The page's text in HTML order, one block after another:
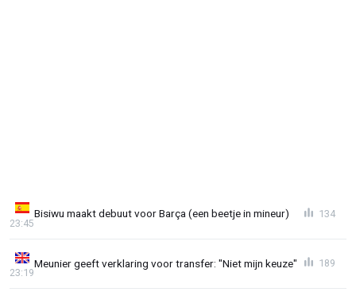
Bisiwu maakt debuut voor Barça (een beetje in mineur)
23:45
134
Meunier geeft verklaring voor transfer: "Niet mijn keuze"
23:19
189